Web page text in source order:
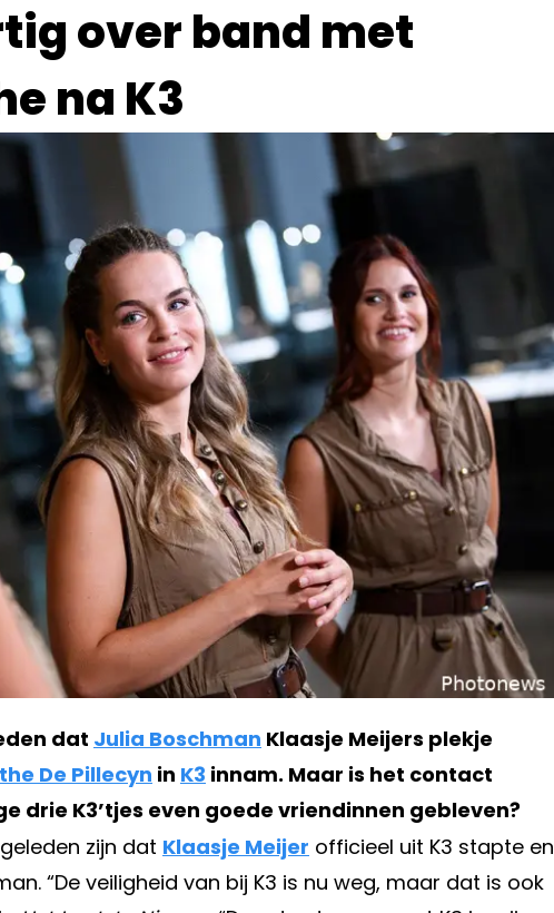
over band met
na K3
dat Julia Boschman Klaasje Meijers plekje
De Pillecyn in K3 innam. Maar is het contact
drie K3’tjes even goede vriendinnen gebleven?
zijn dat Klaasje Meijer officieel uit K3 stapte en
“De veiligheid van bij K3 is nu weg, maar dat is ook